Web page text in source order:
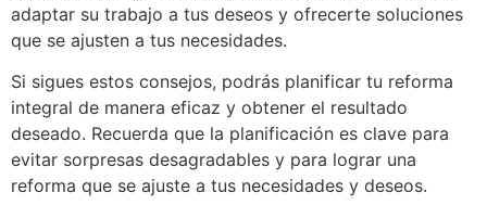
adaptar su trabajo a tus deseos y ofrecerte soluciones
que se ajusten a tus necesidades.
Si sigues estos consejos, podrás planificar tu reforma
integral de manera eficaz y obtener el resultado
deseado. Recuerda que la planificación es clave para
evitar sorpresas desagradables y para lograr una
reforma que se ajuste a tus necesidades y deseos.